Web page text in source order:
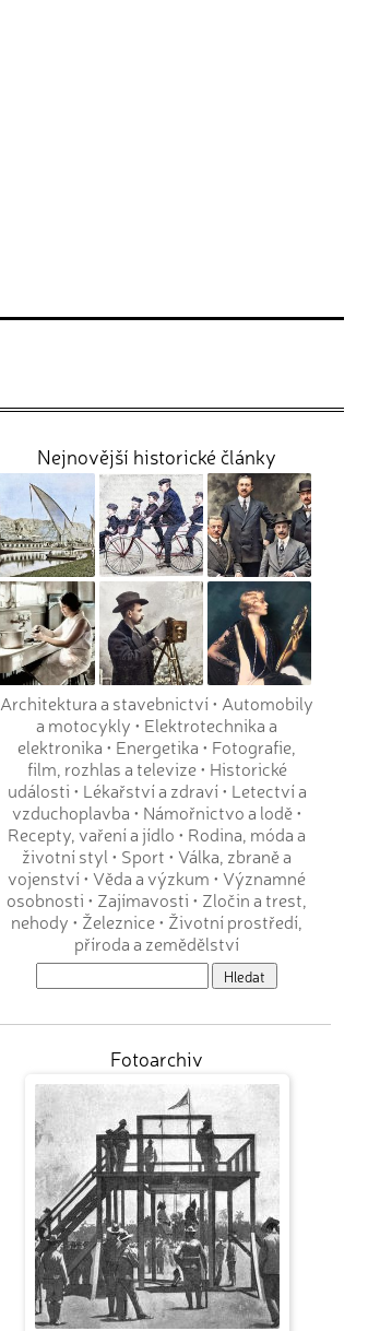
Nejnovější historické články
Architektura a stavebnictví• Automobily
a motocykly • Elektrotechnika a
elektronika • Energetika • Fotografie,
film, rozhlas a televize• Historické
události • Lékařství a zdraví• Letectví a
vzduchoplavba • Námořnictvo a lodě•
Recepty, vaření a jídlo • Rodina, móda a
životní styl • Sport • Válka, zbraně a
vojenství• Věda a výzkum • Významné
osobnosti • Zajímavosti • Zločin a trest,
nehody • Železnice• Životní prostředí,
příroda a zemědělství
Fotoarchiv